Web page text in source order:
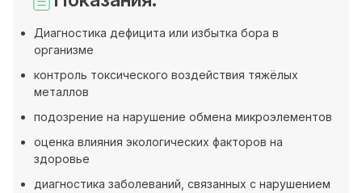
Диагностика дефицита или избытка бора в
организме
контроль токсического воздействия тяжёлых
металлов
подозрение на нарушение обмена микроэлементов
оценка влияния экологических факторов на
здоровье
диагностика заболеваний, связанных с нарушением